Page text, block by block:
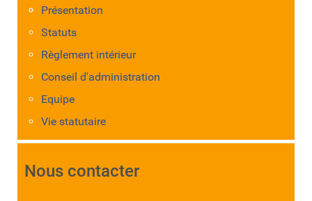
Présentation
Statuts
Règlement intérieur
Conseil d'administration
Equipe
Vie statutaire
Nous contacter